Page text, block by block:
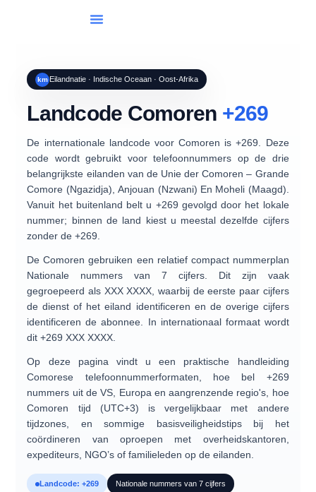
km Eilandnatie · Indische Oceaan · Oost-Afrika
Landcode Comoren +269
De internationale landcode voorComoren is+269 . Deze
code wordt gebruikt voor telefoonnummers op de drie
belangrijkste eilanden van de Unie der Comoren – Grande
Comore (Ngazidja) ,Anjouan (Nzwani) En Moheli (Maagd)
Vanuit het buitenland belt u +269 gevolgd door het lokale
nummer; binnen de land kiest u meestal dezelfde cijfers
zonder de +269.
De Comoren gebruiken een relatief compact nummerplan
Nationale nummers van 7 cijfers. Dit zijn vaak
gegroepeerd als XXX XXXX , waarbij de eerste paar cijfers
de dienst of het eiland identificeren en de overige cijfers
identificeren de abonnee. In internationaal formaat wordt
dit+269 XXX XXXX
Op deze pagina vindt u een praktische handleiding
Comorese telefoonnummerformaten , hoe bel +269
nummers uit de VS, Europa en aangrenzende regio's, hoe
Comoren tijd (UTC+3) is vergelijkbaar met andere
tijdzones, en sommige basisveiligheidstipsbij het
coördineren van oproepen met overheidskantoren,
expediteurs, NGO’s of familieleden op de eilanden.
Landcode: +269 Nationale nummers van 7 cijfers